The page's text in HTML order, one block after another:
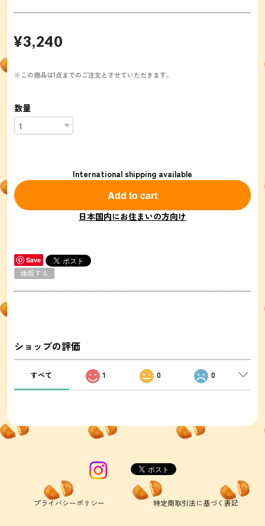
¥3,240
※この商品は1点までのご注文とさせていただきます。
数量
International shipping available
Add to cart
日本国内にお住まいの方向け
Save
通報する
ショップの評価
すべて 1 0 0
プライバシーポリシー 特定商取引法に基づく表記